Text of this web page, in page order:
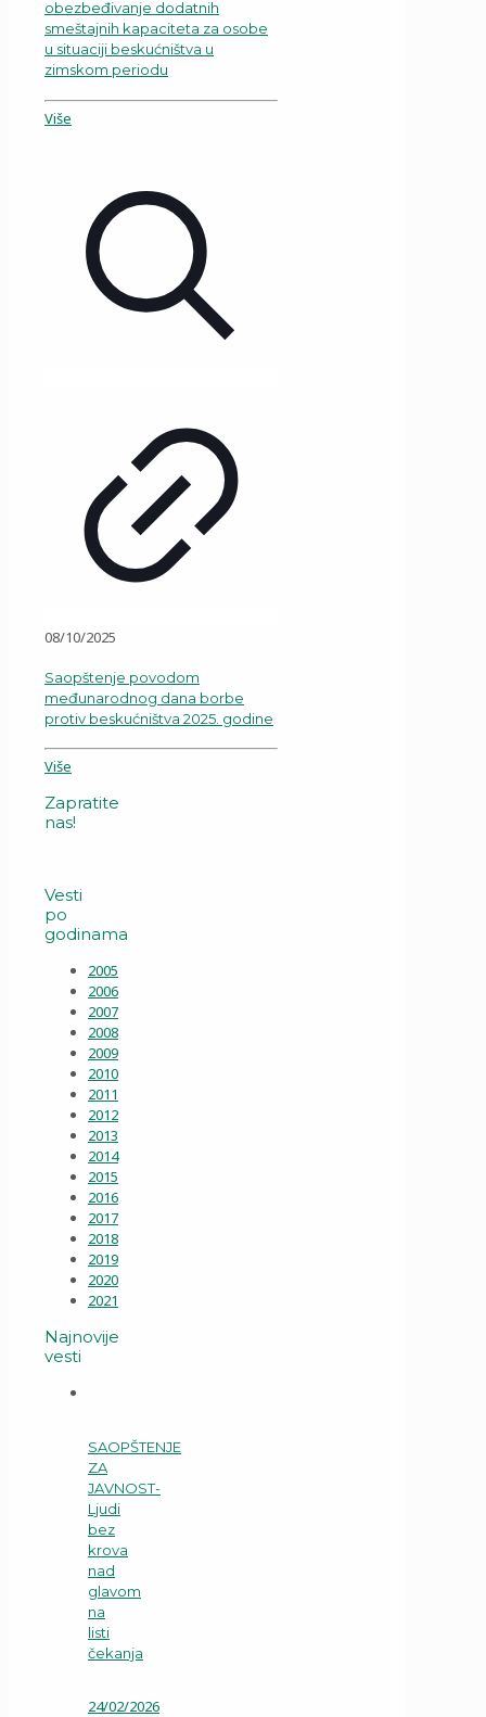
obezbeđivanje dodatnih
smeštajnih kapaciteta za osobe
u situaciji beskućništva u
zimskom periodu
Više
08/10/2025
Saopštenje povodom
međunarodnog dana borbe
protiv beskućništva 2025. godine
Više
Zapratite
nas!
Vesti
po
godinama
2005
2006
2007
2008
2009
2010
2011
2012
2013
2014
2015
2016
2017
2018
2019
2020
2021
Najnovije
vesti
SAOPŠTENJE
ZA
JAVNOST-
Ljudi
bez
krova
nad
glavom
na
listi
čekanja
24/02/2026